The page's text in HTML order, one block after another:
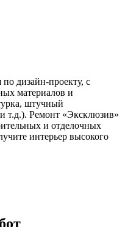
дизайн-проекту, с
материалов и
штучный
т.д.). Ремонт «Эксклюзив»
и отделочных
интерьер высокого